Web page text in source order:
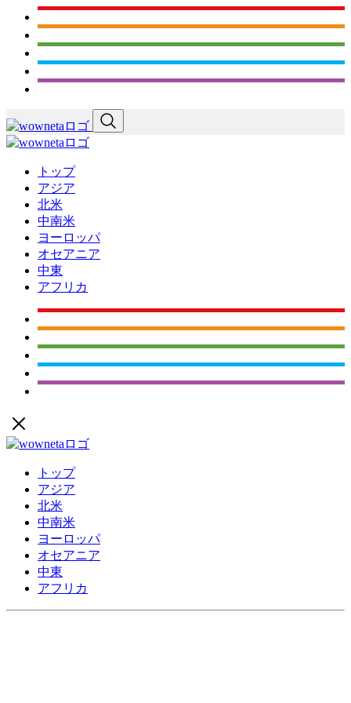
トップ
アジア
北米
中南米
ヨーロッパ
オセアニア
中東
アフリカ
トップ
アジア
北米
中南米
ヨーロッパ
オセアニア
中東
アフリカ